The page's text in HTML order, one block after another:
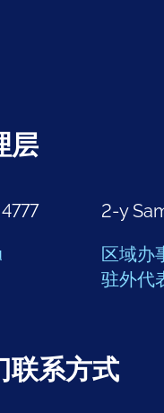
层
2-y
区域办
驻外代
联系方式